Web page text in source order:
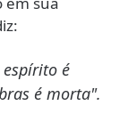
espírito é
é morta".